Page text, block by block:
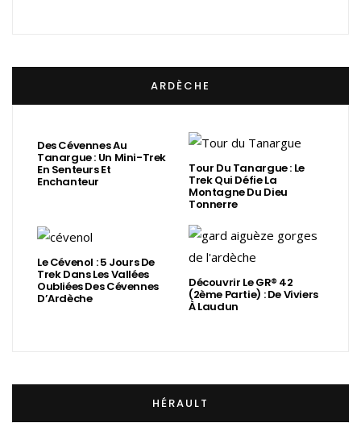
ARDÈCHE
Des Cévennes Au
Tanargue : Un Mini-Trek
En Senteurs Et
Enchanteur
Tour Du Tanargue : Le
Trek Qui Défie La
Montagne Du Dieu
Tonnerre
Le Cévenol : 5 Jours De
Trek Dans Les Vallées
Oubliées Des Cévennes
D’Ardèche
Découvrir Le GR® 42
(2ème Partie) : De Viviers
À Laudun
HÉRAULT